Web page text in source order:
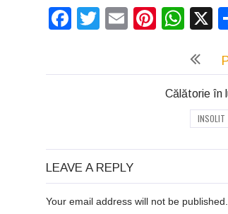
Facebook
Twitter
Email X
Călătorie în
INSOLIT
LEAVE A REPLY
Your email address will not be